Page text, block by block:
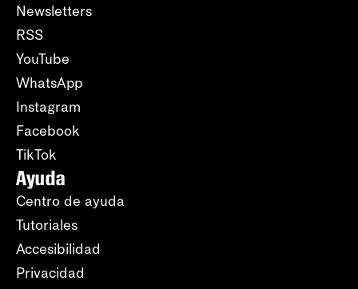
Newsletters
RSS
YouTube
WhatsApp
Instagram
Facebook
TikTok
Ayuda
Centro de ayuda
Tutoriales
Accesibilidad
Privacidad